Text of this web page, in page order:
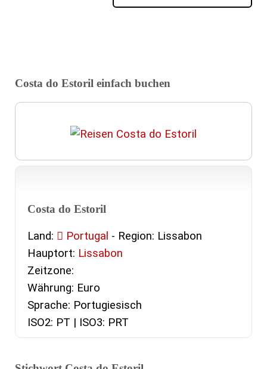
Costa do Estoril einfach buchen
Costa do Estoril
Land: Portugal - Region: Lissabon
Hauptort: Lissabon
Zeitzone:
Währung: Euro
Sprache: Portugiesisch
ISO2: PT | ISO3: PRT